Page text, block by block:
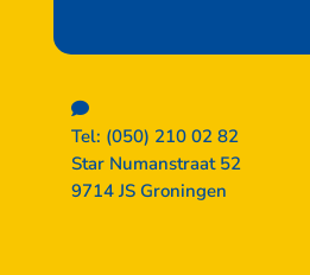
Tel: (050) 210 02 82
Star Numanstraat 52
9714 JS Groningen